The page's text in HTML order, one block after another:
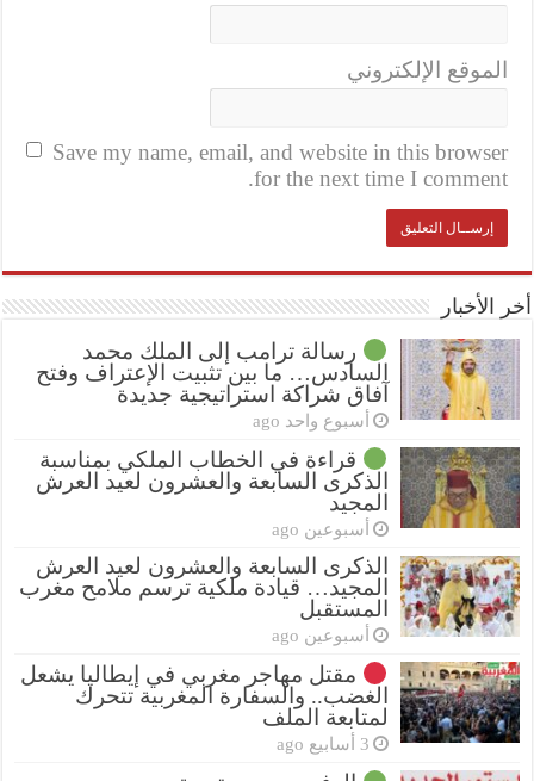
الموقع الإلكتروني
Save my name, email, and website in this browser
for the next time I comment.
أخر الأخبار
رسالة ترامب إلى الملك محمد
السادس… ما بين تثبيت الإعتراف وفتح
آفاق شراكة استراتيجية جديدة
أسبوع واحد ago
قراءة في الخطاب الملكي بمناسبة
الذكرى السابعة والعشرون لعيد العرش
المجيد
أسبوعين ago
الذكرى السابعة والعشرون لعيد العرش
المجيد… قيادة ملكية ترسم ملامح مغرب
المستقبل
أسبوعين ago
مقتل مهاجر مغربي في إيطاليا يشعل
الغضب.. والسفارة المغربية تتحرك
لمتابعة الملف
3 أسابيع ago